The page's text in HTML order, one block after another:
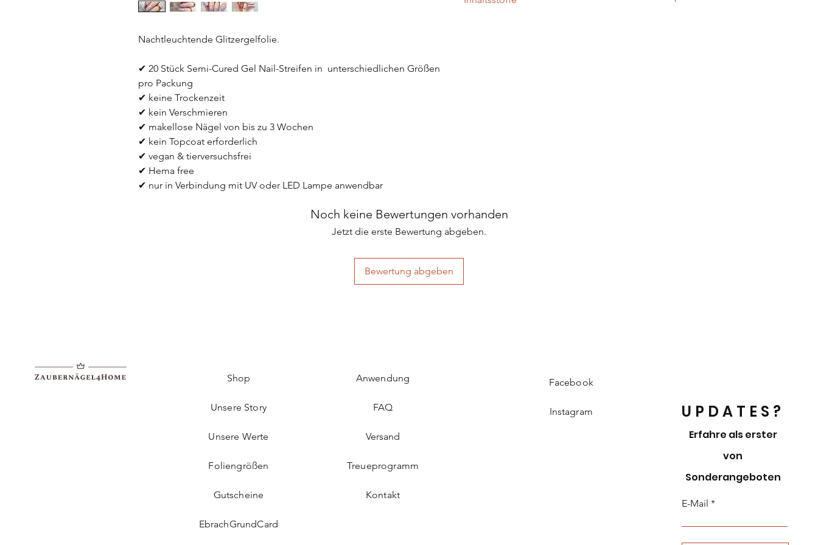
Nachtleuchtende Glitzergelfolie.
✔ 20 Stück Semi-Cured Gel Nail-Streifen in  unterschiedlichen Größen
pro Packung
✔ keine Trockenzeit
✔ kein Verschmieren
✔ makellose Nägel von bis zu 3 Wochen
✔ kein Topcoat erforderlich
✔ vegan & tierversuchsfrei
✔ Hema free
✔ nur in Verbindung mit UV oder LED Lampe anwendbar
Noch keine Bewertungen vorhanden
Jetzt die erste Bewertung abgeben.
Bewertung abgeben
Shop
Unsere Story
Unsere Werte
Foliengrößen
Gutscheine
EbrachGrundCard
Anwendung
FAQ​
Versand
Treueprogramm
Kontakt
Facebook
Instagram UPDATES?
Erfahre als erster
von
Sonderangeboten
E-Mail